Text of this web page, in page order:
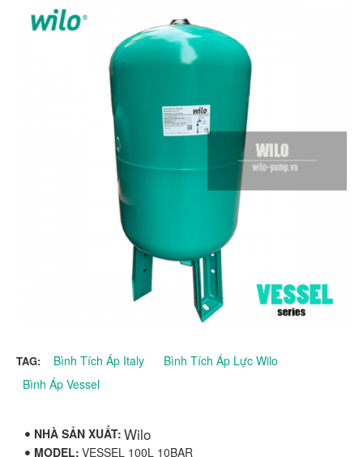
TAG: Bình Tích Áp Italy
Bình Tích Áp Lực Wilo
Bình Áp Vessel
NHÀ SẢN XUẤT: Wilo
MODEL: VESSEL 100L 10BAR